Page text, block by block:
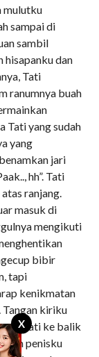
X
mulutku
sampai di
sambil
hisapanku dan
Tati
ranumnya buah
Tati yang sudah
yang
jari
hh”. Tati
ranjang.
masuk di
mengikuti
bibir
tapi
kenikmatan
Tangan kiriku
Tati ke balik
penisku